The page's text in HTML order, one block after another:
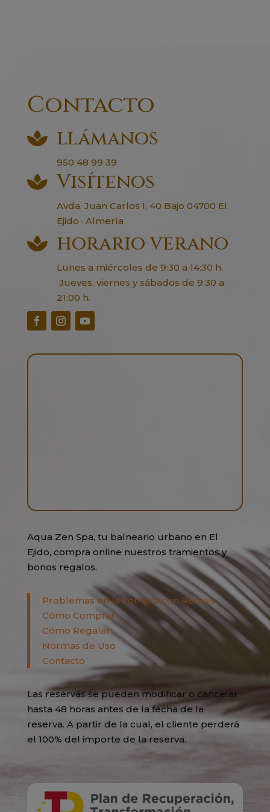
Contacto
 llámanos
950 48 99 39
 Visítenos
Avda. Juan Carlos I, 40 Bajo 04700 El
Ejido · Almería
 horario verano
Lunes a miércoles de 9:30 a 14:30 h.
Jueves, viernes y sábados de 9:30 a
21:00 h.
Aqua Zen Spa, tu balneario urbano en El
Ejido, compra online nuestros tramientos y
bonos regalos.
Problemas en la compra con Redsys
Cómo Comprar
Cómo Regalar
Normas de Uso
Contacto
Las reservas se pueden modificar o cancelar
hasta 48 horas antes de la fecha de la
reserva. A partir de la cual, el cliente perderá
el 100% del importe de la reserva.